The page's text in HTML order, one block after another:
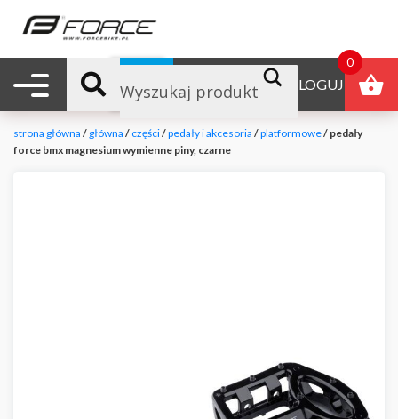
Nawigacja mobilna ZALOGUJ
B2B
strona główna / główna / części/pedały i akcesoria /platformowe/ pedały
force bmx magnesium wymienne piny, czarne
0